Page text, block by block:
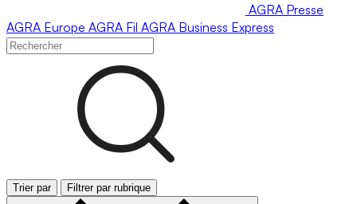
AGRA Presse
AGRA Europe AGRA Fil AGRA Business Express
Trier par Filtrer par rubrique